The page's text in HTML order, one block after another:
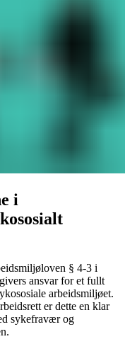
i
§ 4-3 i
ansvar for et fullt
arbeidsmiljøet.
er dette en klar
sykefravær og